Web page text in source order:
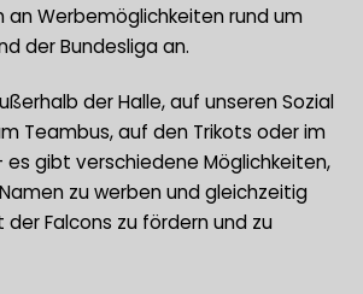
an Werbemöglichkeiten rund um
der Bundesliga an.
der Halle, auf unseren Sozial
Teambus, auf den Trikots oder im
es gibt verschiedene Möglichkeiten,
zu werben und gleichzeitig
Falcons zu fördern und zu